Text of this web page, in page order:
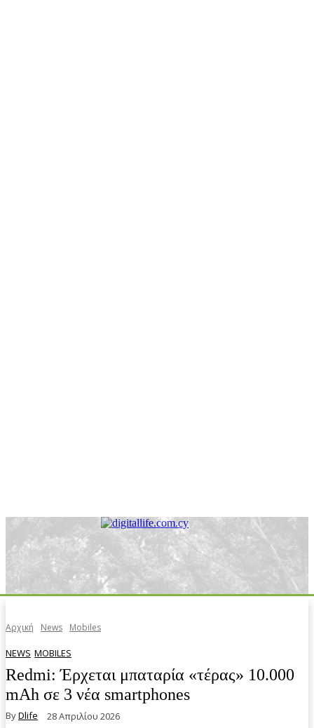
Αρχική News Mobiles
NEWS MOBILES
Redmi: Έρχεται μπαταρία «τέρας» 10.000
mAh σε 3 νέα smartphones
ByDlife 28 Απριλίου 2026